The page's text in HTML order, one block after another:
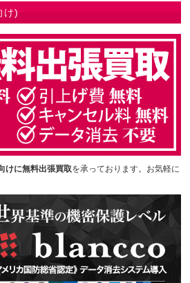
け)
けに無料出張買取を承っております。お気軽に